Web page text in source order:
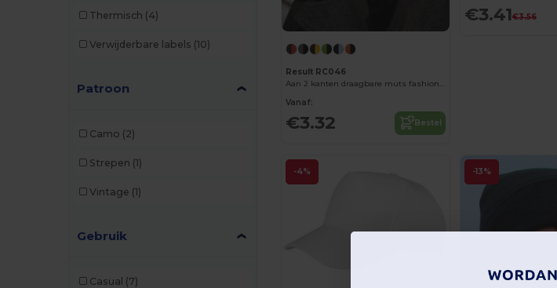
Elevate Life
JSP (2)
Thermisch (4)
Verwijderbare labels (10)
Patroon
Camo (2)
Strepen (1)
Vintage (1)
Gebruik
Casual (7)
Result RC046
Aan 2 kanten draagbare muts fashion fit
Vanaf:
€3.32 Bestel
€3.41€3.56
-4% -13%